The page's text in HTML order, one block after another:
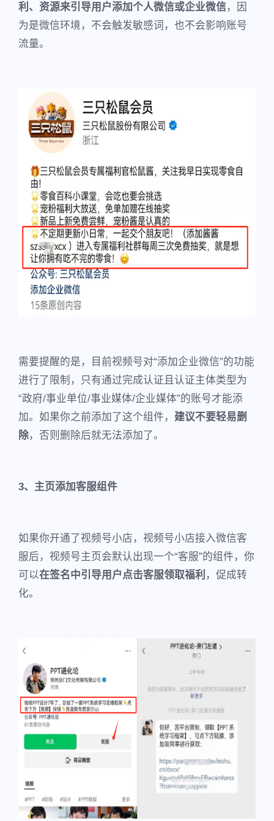
利、资源来引导用户添加个人微信或企业微信，因
为是微信环境，不会触发敏感词，也不会影响账号
流量。
需要提醒的是，目前视频号对“添加企业微信”的功能
进行了限制，只有通过完成认证且认证主体类型为
“政府/事业单位/事业媒体/企业媒体”的账号才能添
加。如果你之前添加了这个组件， 建议不要轻易删
除，否则删除后就无法添加了。
3、主页添加客服组件
如果你开通了视频号小店，视频号小店接入微信客
服后，视频号主页会默认出现一个“客服”的组件，你
可以在签名中引导用户点击客服领取福利 ，促成转
化。